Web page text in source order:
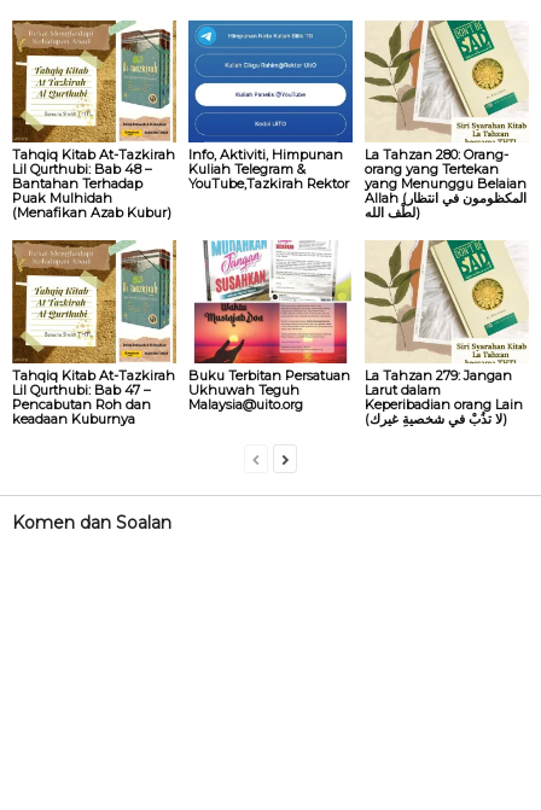
Tahqiq Kitab At-Tazkirah
Lil Qurthubi: Bab 48 –
Bantahan Terhadap
Puak Mulhidah
(Menafikan Azab Kubur)
Info, Aktiviti, Himpunan
Kuliah Telegram &
YouTube,Tazkirah Rektor
La Tahzan 280: Orang-
orang yang Tertekan
yang Menunggu Belaian
Allah (المكظومون في انتظار
لطْف الله)
Tahqiq Kitab At-Tazkirah
Lil Qurthubi: Bab 47 –
Pencabutan Roh dan
keadaan Kuburnya
Buku Terbitan Persatuan
Ukhuwah Teguh
Malaysia@uito.org
La Tahzan 279: Jangan
Larut dalam
Keperibadian orang Lain
(لا تذُبْ في شخصيةِ غيرك)
Komen dan Soalan